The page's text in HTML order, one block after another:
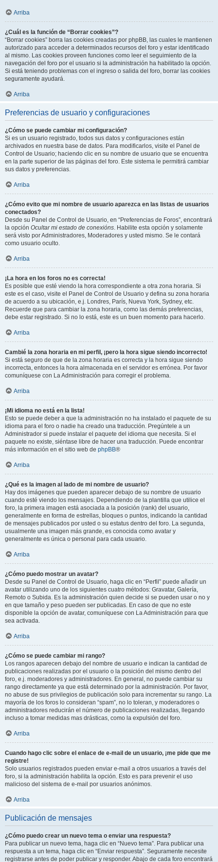
Arriba
¿Cuál es la función de “Borrar cookies”?
“Borrar cookies” borra las cookies creadas por phpBB, las cuales le mantienen
autorizado para acceder a determinados recursos del foro y estar identificado
al mismo. Las cookies proveen funciones como leer el seguimiento de la
navegación del foro por el usuario si la administración ha habilitado la opción.
Si está teniendo problemas con el ingreso o salida del foro, borrar las cookies
seguramente ayudará.
Arriba
Preferencias de usuario y configuraciones
¿Cómo se puede cambiar mi configuración?
Si es un usuario registrado, todos sus datos y configuraciones están
archivados en nuestra base de datos. Para modificarlos, visite el Panel de
Control de Usuario; haciendo clic en su nombre de usuario que se encuentra
en la parte superior de las páginas del foro. Este sistema le permitirá cambiar
sus datos y preferencias.
Arriba
¿Cómo evito que mi nombre de usuario aparezca en las listas de usuarios
conectados?
Desde su Panel de Control de Usuario, en “Preferencias de Foros”, encontrará
la opción Ocultar mi estado de conexións. Habilite esta opción y solamente
será visto por Administradores, Moderadores y usted mismo. Se le contará
como usuario oculto.
Arriba
¡La hora en los foros no es correcta!
Es posible que esté viendo la hora correspondiente a otra zona horaria. Si
este es el caso, visite el Panel de Control de Usuario y defina su zona horaria
de acuerdo a su ubicación, e.j. Londres, París, Nueva York, Sydney, etc.
Recuerde que para cambiar la zona horaria, como las demás preferencias,
debe estar registrado. Si no lo está, este es un buen momento para hacerlo.
Arriba
Cambié la zona horaria en mi perfil, ¡pero la hora sigue siendo incorrecto!
Si está seguro de que de la zona horaria es correcta y la hora sigue siendo
incorrecta, entonces la hora almacenada en el servidor es errónea. Por favor
comuníquese con La Administración para corregir el problema.
Arriba
¡Mi idioma no está en la lista!
Esto se puede deber a que la administración no ha instalado el paquete de su
idioma para el foro o nadie ha creado una traducción. Pregúntele a un
Administrador si puede instalar el paquete del idioma que necesita. Si el
paquete no existe, siéntase libre de hacer una traducción. Puede encontrar
más información en el sitio web de phpBB®
Arriba
¿Qué es la imagen al lado de mi nombre de usuario?
Hay dos imágenes que pueden aparecer debajo de su nombre de usuario
cuando esté viendo los mensajes. Dependiendo de la plantilla que utilice el
foro, la primera imagen está asociada a la posición (rank) del usuario,
generalmente en forma de estrellas, bloques o puntos, indicando la cantidad
de mensajes publicados por usted o su estatus dentro del foro. La segunda,
usualmente una imagen más grande, es conocida como avatar y
generalmente es única o personal para cada usuario.
Arriba
¿Cómo puedo mostrar un avatar?
Desde su Panel de Control de Usuario, haga clic en “Perfil” puede añadir un
avatar utilizando uno de los siguientes cuatro métodos: Gravatar, Galería,
Remoto o Subida. Es la administración quien decide si se pueden usar o no y
en que tamaño y peso pueden ser publicadas. En caso de que no este
disponible la opción de avatar, comuníquese con La Administración para que
sea activada.
Arriba
¿Cómo se puede cambiar mi rango?
Los rangos aparecen debajo del nombre de usuario e indican la cantidad de
publicaciones realizadas por el usuario o la posición del mismo dentro del
foro, e.j. moderadores y administradores. En general, no puede cambiar su
rango directamente ya que está determinado por la administración. Por favor,
no abuse de sus privilegios de publicación solo para incrementar su rango. La
mayoría de los foros lo consideran “spam”, no lo toleran, y moderadores o
administradores reducirán el número de publicaciones realizadas, llegando
incluso a tomar medidas mas drásticas, como la expulsión del foro.
Arriba
Cuando hago clic sobre el enlace de e-mail de un usuario, ¡me pide que me
registre!
Solo usuarios registrados pueden enviar e-mail a otros usuarios a través del
foro, si la administración habilita la opción. Esto es para prevenir el uso
malicioso del sistema de e-mail por usuarios anónimos.
Arriba
Publicación de mensajes
¿Cómo puedo crear un nuevo tema o enviar una respuesta?
Para publicar un nuevo tema, haga clic en “Nuevo tema”. Para publicar una
respuesta a un tema, haga clic en “Enviar respuesta”. Seguramente necesite
registrarse antes de poder publicar y responder. Abajo de cada foro encontrará